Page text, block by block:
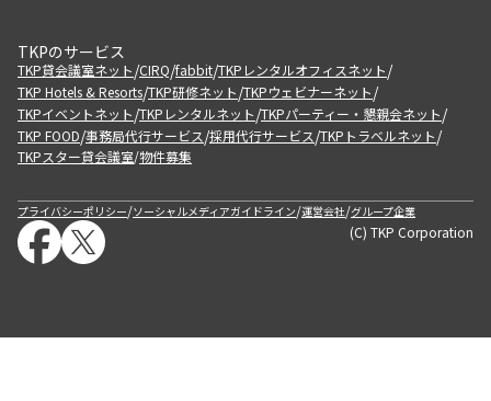
TKPのサービス
TKP貸会議室ネット/CIRQ/fabbit/TKPレンタルオフィスネット/
TKP Hotels & Resorts/TKP研修ネット/TKPウェビナーネット/
TKPイベントネット/TKPレンタルネット/TKPパーティー・懇親会ネット/
TKP FOOD/事務局代行サービス/採用代行サービス/TKPトラベルネット/
TKPスター貸会議室/物件募集
プライバシーポリシー/ソーシャルメディアガイドライン/運営会社/グループ企業
(C) TKP Corporation